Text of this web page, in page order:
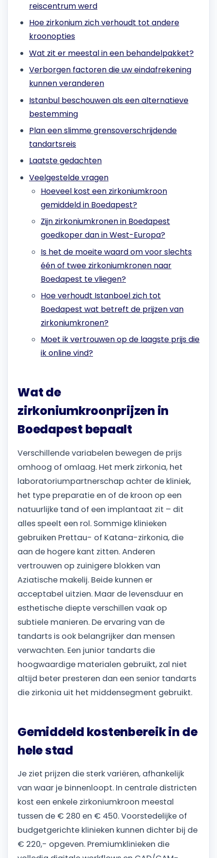
reiscentrum werd
Hoe zirkonium zich verhoudt tot andere
kroonopties
Wat zit er meestal in een behandelpakket?
Verborgen factoren die uw eindafrekening
kunnen veranderen
Istanbul beschouwen als een alternatieve
bestemming
Plan een slimme grensoverschrijdende
tandartsreis
Laatste gedachten
Veelgestelde vragen
Hoeveel kost een zirkoniumkroon
gemiddeld in Boedapest?
Zijn zirkoniumkronen in Boedapest
goedkoper dan in West-Europa?
Is het de moeite waard om voor slechts
één of twee zirkoniumkronen naar
Boedapest te vliegen?
Hoe verhoudt Istanboel zich tot
Boedapest wat betreft de prijzen van
zirkoniumkronen?
Moet ik vertrouwen op de laagste prijs die
ik online vind?
Wat de
zirkoniumkroonprijzen in
Boedapest bepaalt
Verschillende variabelen bewegen de prijs
omhoog of omlaag. Het merk zirkonia, het
laboratoriumpartnerschap achter de kliniek,
het type preparatie en of de kroon op een
natuurlijke tand of een implantaat zit – dit
alles speelt een rol. Sommige klinieken
gebruiken Prettau- of Katana-zirkonia, die
aan de hogere kant zitten. Anderen
vertrouwen op zuinigere blokken van
Aziatische makelij. Beide kunnen er
acceptabel uitzien. Maar de levensduur en
esthetische diepte verschillen vaak op
subtiele manieren. De ervaring van de
tandarts is ook belangrijker dan mensen
verwachten. Een junior tandarts die
hoogwaardige materialen gebruikt, zal niet
altijd beter presteren dan een senior tandarts
die zirkonia uit het middensegment gebruikt.
Gemiddeld kostenbereik in de
hele stad
Je ziet prijzen die sterk variëren, afhankelijk
van waar je binnenloopt. In centrale districten
kost een enkele zirkoniumkroon meestal
tussen de € 280 en € 450. Voorstedelijke of
budgetgerichte klinieken kunnen dichter bij de
€ 220,- opgeven. Premiumklinieken die